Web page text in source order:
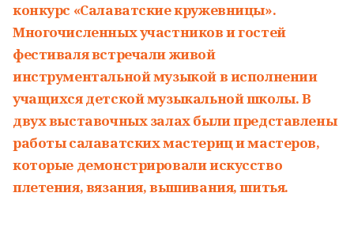
конкурс «Салаватские кружевницы».
Многочисленных участников и гостей
фестиваля встречали живой
инструментальной музыкой в исполнении
учащихся детской музыкальной школы. В
двух выставочных залах были представлены
работы салаватских мастериц и мастеров,
которые демонстрировали искусство
плетения, вязания, вышивания, шитья.